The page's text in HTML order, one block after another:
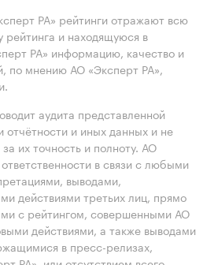
РА» рейтинги отражают всю
рейтинга и находящуюся в
РА» информацию, качество и
по мнению АО «Эксперт РА»,
аудита представленной
и иных данных и не
их точность и полноту. АО
в связи с любыми
выводами,
действиями третьих лиц, прямо
с рейтингом, совершенными АО
действиями, а также выводами
в пресс-релизах,